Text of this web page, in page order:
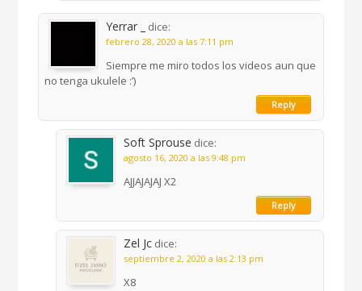
Yerrar _ dice:
febrero 28, 2020 a las 7:11 pm
Siempre me miro todos los videos aun que
no tenga ukulele :’)
Reply
Soft Sprouse dice:
agosto 16, 2020 a las 9:48 pm
AJJAJAJAJ X2
Reply
Zel Jc dice:
septiembre 2, 2020 a las 2:13 pm
X8